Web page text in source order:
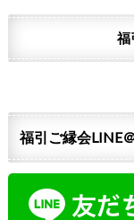
福
福引ご縁会LINE